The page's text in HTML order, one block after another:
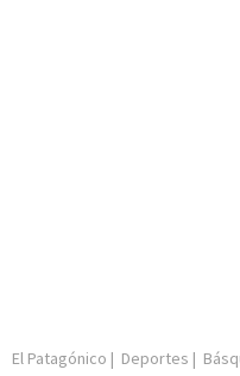
El Patagónico | Deportes |